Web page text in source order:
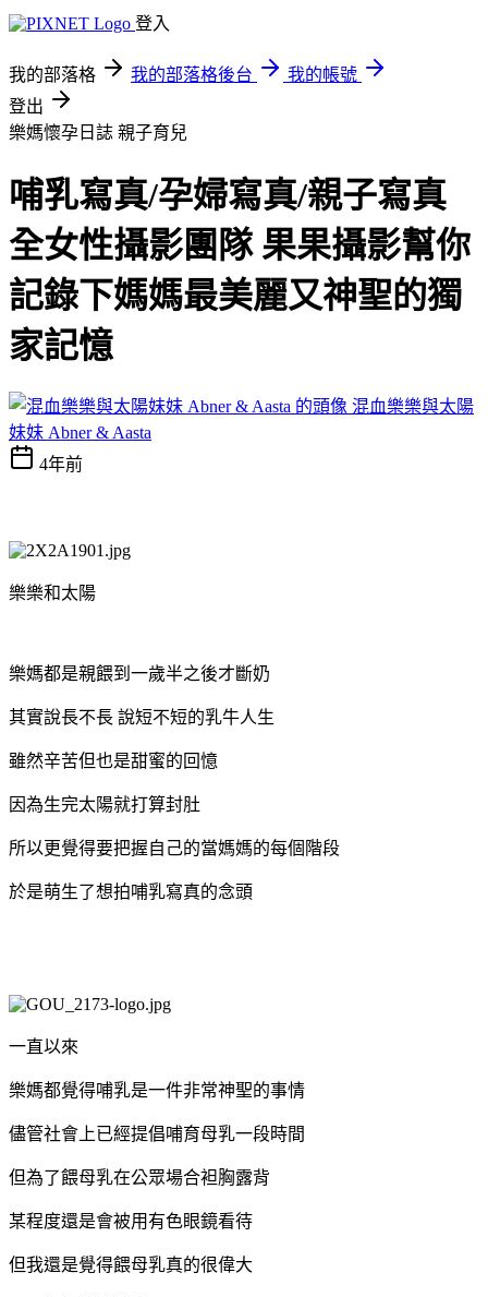
登入
我的部落格 我的部落格後台
我的帳號
登出
樂媽懷孕日誌 親子育兒
哺乳寫真/孕婦寫真/親子寫真
全女性攝影團隊 果果攝影幫你
記錄下媽媽最美麗又神聖的獨
家記憶
混血樂樂與太陽
妹妹 Abner & Aasta
4年前
樂樂和太陽
樂媽都是親餵到一歲半之後才斷奶
其實說長不長 說短不短的乳牛人生
雖然辛苦但也是甜蜜的回憶
因為生完太陽就打算封肚
所以更覺得要把握自己的當媽媽的每個階段
於是萌生了想拍哺乳寫真的念頭
一直以來
樂媽都覺得哺乳是一件非常神聖的事情
儘管社會上已經提倡哺育母乳一段時間
但為了餵母乳在公眾場合袒胸露背
某程度還是會被用有色眼鏡看待
但我還是覺得餵母乳真的很偉大